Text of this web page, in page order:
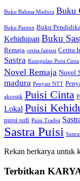
Buku Bahasa Madura Buku
Buku Pantun Buku
Kehidupan Buku
Remaja cerita fantasi Cerita
Sastra Kumpulan Puisi Cinta
Novel Remaja Novel
madura Penyair NTT
akrostik Puisi Cinta
Lokal Puisi
puisi sufi Puisi Tradisi
Sastra Puisi
Rekan berkarya untuk
Terbitkan